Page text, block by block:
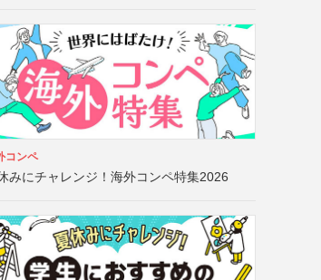
コンペ
みにチャレンジ！海外コンペ特集2026